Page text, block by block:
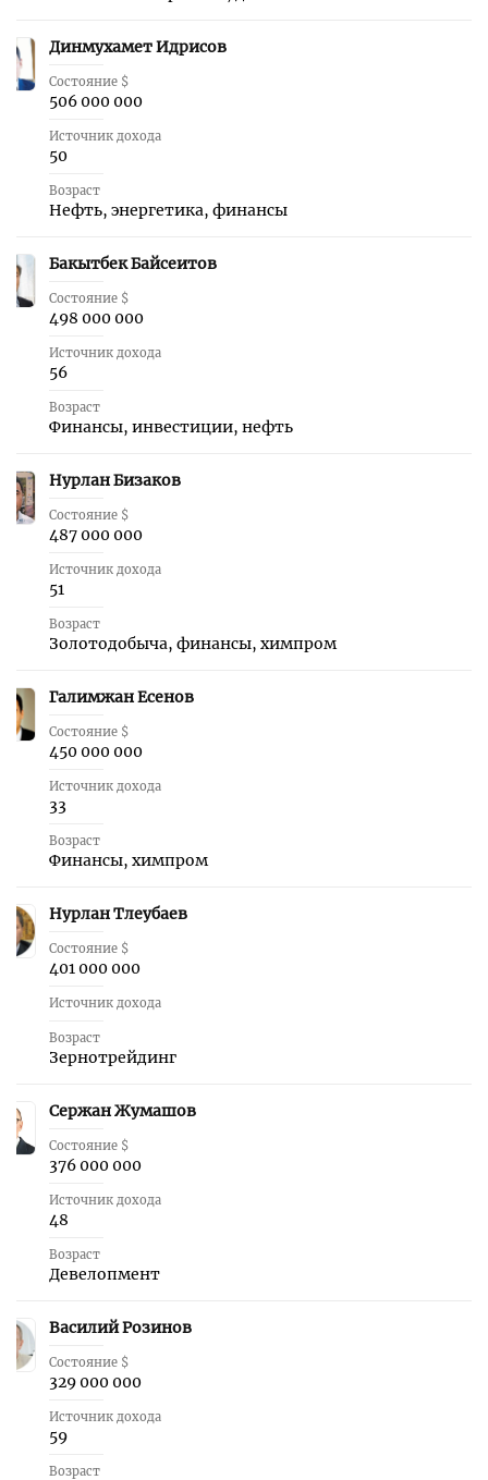
13 Динмухамет Идрисов
Состояние $
506 000 000
Источник дохода
50
Возраст
Нефть, энергетика, финансы
14 Бакытбек Байсеитов
Состояние $
498 000 000
Источник дохода
56
Возраст
Финансы, инвестиции, нефть
15 Нурлан Бизаков
Состояние $
487 000 000
Источник дохода
51
Возраст
Золотодобыча, финансы, химпром
16 Галимжан Есенов
Состояние $
450 000 000
Источник дохода
33
Возраст
Финансы, химпром
17 Нурлан Тлеубаев
Состояние $
401 000 000
Источник дохода
Возраст
Зернотрейдинг
18 Сержан Жумашов
Состояние $
376 000 000
Источник дохода
48
Возраст
Девелопмент
19 Василий Розинов
Состояние $
329 000 000
Источник дохода
59
Возраст